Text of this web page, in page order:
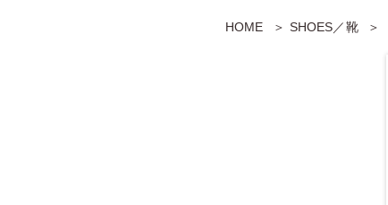
HOME SHOES／靴